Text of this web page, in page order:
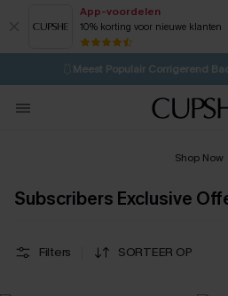
App-voordelen
10% korting voor nieuwe klanten
⚡️LAATSTE KANS | Tot
🩱Meest Populair Corrigerend
💌Abonneer je & ontvang
Koop 3, krijg 15% korting
Shop Now
Subscribers Exclusive
Filters SORTEER OP